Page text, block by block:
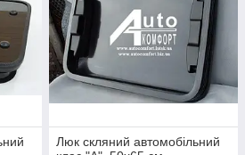
Люк скляний автомобільний